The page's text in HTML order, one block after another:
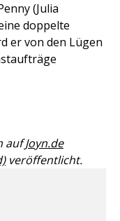
(Julia
doppelte
er von den Lügen
aufJoyn.de
veröffentlicht.